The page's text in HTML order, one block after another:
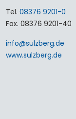
Tel. 08376 9201-0
Fax. 08376 9201-40
info@sulzberg.de
www.sulzberg.de